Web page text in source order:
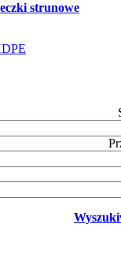
strunowe